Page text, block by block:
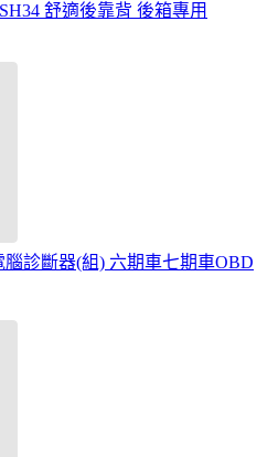
舒適後靠背 後箱專用
診斷器(組) 六期車七期車OBD